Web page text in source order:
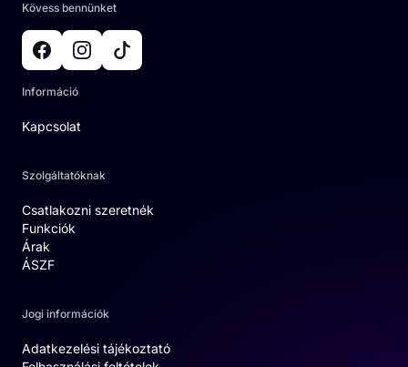
Kövess bennünket
Információ
Kapcsolat
Szolgáltatóknak
Csatlakozni szeretnék
Funkciók
Árak
ÁSZF
Jogi információk
Adatkezelési tájékoztató